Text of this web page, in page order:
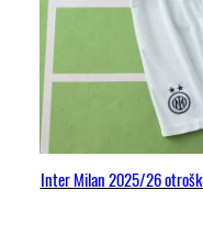
Inter Milan 2025/26